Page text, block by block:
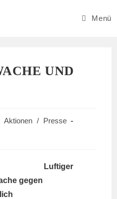
Menü
UND
Aktionen /
Presse
Luftiger
gegen